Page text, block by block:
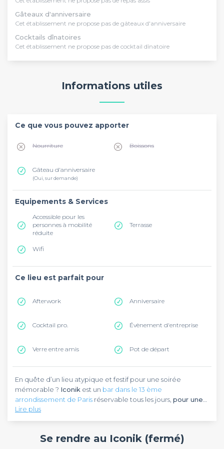
Gâteaux d'anniversaire
Cet établissement ne propose pas de gâteaux d'anniversaire
Cocktails dînatoires
Cet établissement ne propose pas de cocktail dînatoire
Informations utiles
Ce que vous pouvez apporter
Nourriture Boissons
Gâteau d'anniversaire
(Oui, sur demande)
Equipements & Services
Accessible pour les
personnes à mobilité
réduite
Terrasse
Wifi
Ce lieu est parfait pour
Afterwork Anniversaire
Cocktail pro. Évènement d'entreprise
Verre entre amis Pot de départ
En quête d’un lieu atypique et festif pour une soirée
mémorable ? Iconik est un bar dans le 13 ème
arrondissement de Paris réservable tous les jours, pour une
arrivée entre 18h30 et 19h30
fermeture variables en fonction des jours de la semaine. Il
concepts de restauration ultra-qualitatifs. Pour le rejoindre,
Iconikavec ses 400 m² de jungle urbaine dispose d’un
votre famille profitez d'une ambiance "pop culture" et d'un
Lire plus
Se rendre au Iconik (fermé)